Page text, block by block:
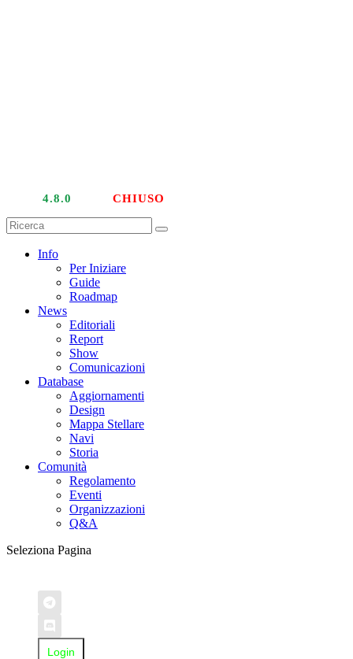
4.8.0 CHIUSO
Info
Per Iniziare
Guide
Roadmap
News
Editoriali
Report
Show
Comunicazioni
Database
Aggiornamenti
Design
Mappa Stellare
Navi
Storia
Comunità
Regolamento
Eventi
Organizzazioni
Q&A
Seleziona Pagina
Login